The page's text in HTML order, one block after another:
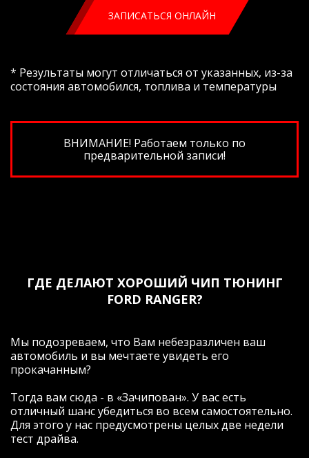
ЗАПИСАТЬСЯ ОНЛАЙН
* Результаты могут отличаться от указанных, из-за
состояния автомобился, топлива и температуры
ВНИМАНИЕ! Работаем только по
предварительной записи!
ГДЕ ДЕЛАЮТ ХОРОШИЙ ЧИП ТЮНИНГ
FORD RANGER?
Мы подозреваем, что Вам небезразличен ваш
автомобиль и вы мечтаете увидеть его
прокачанным?
Тогда вам сюда - в «Зачипован». У вас есть
отличный шанс убедиться во всем самостоятельно.
Для этого у нас предусмотрены целых две недели
тест драйва.